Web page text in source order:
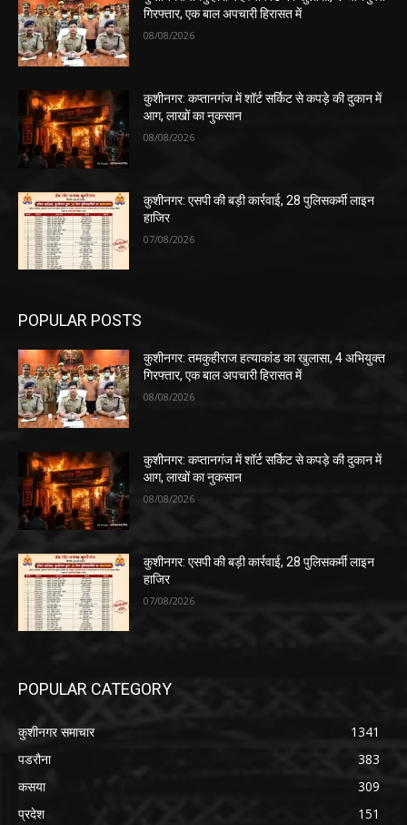
गिरफ्तार, एक बाल अपचारी हिरासत में
08/08/2026
कुशीनगर: कप्तानगंज में शॉर्ट सर्किट से कपड़े की दुकान में
आग, लाखों का नुकसान
08/08/2026
कुशीनगर: एसपी की बड़ी कार्रवाई, 28 पुलिसकर्मी लाइन
हाजिर
07/08/2026
POPULAR POSTS
कुशीनगर: तमकुहीराज हत्याकांड का खुलासा, 4 अभियुक्त
गिरफ्तार, एक बाल अपचारी हिरासत में
08/08/2026
कुशीनगर: कप्तानगंज में शॉर्ट सर्किट से कपड़े की दुकान में
आग, लाखों का नुकसान
08/08/2026
कुशीनगर: एसपी की बड़ी कार्रवाई, 28 पुलिसकर्मी लाइन
हाजिर
07/08/2026
POPULAR CATEGORY
कुशीनगर समाचार
1341
पडरौना
383
कसया
309
प्रदेश
151